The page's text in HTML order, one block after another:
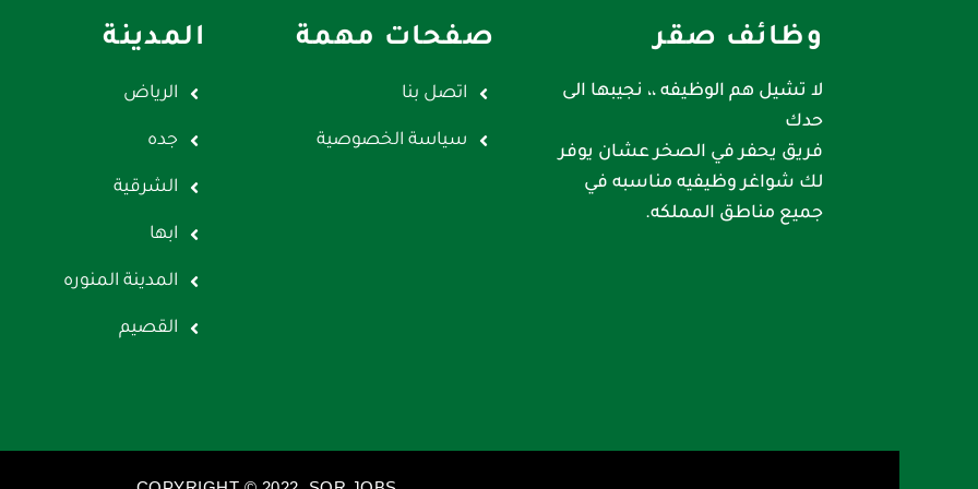
وظائف صقر
لا تشيل هم الوظيفه ،، نجيبها الى
حدك
فريق يحفر في الصخر عشان يوفر
لك شواغر وظيفيه مناسبه في
جميع مناطق المملكه.
صفحات مهمة
اتصل بنا
سياسة الخصوصية
المدينة
الرياض
جده
الشرقية
ابها
المدينة المنوره
القصيم